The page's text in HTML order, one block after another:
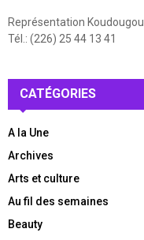
Représentation Koudougou
Tél.: (226) 25 44 13 41
CATÉGORIES
A la Une
Archives
Arts et culture
Au fil des semaines
Beauty